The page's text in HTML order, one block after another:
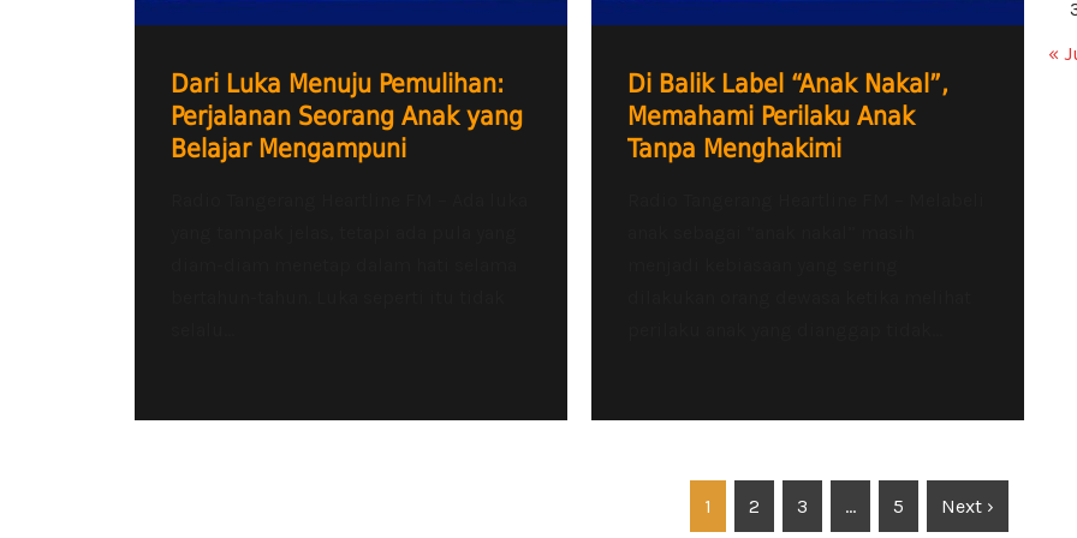
Dari Luka Menuju Pemulihan:
Perjalanan Seorang Anak yang
Belajar Mengampuni
Di Balik Label “Anak Nakal”,
Memahami Perilaku Anak
Tanpa Menghakimi
1 2 3 … 5 Next ›
«